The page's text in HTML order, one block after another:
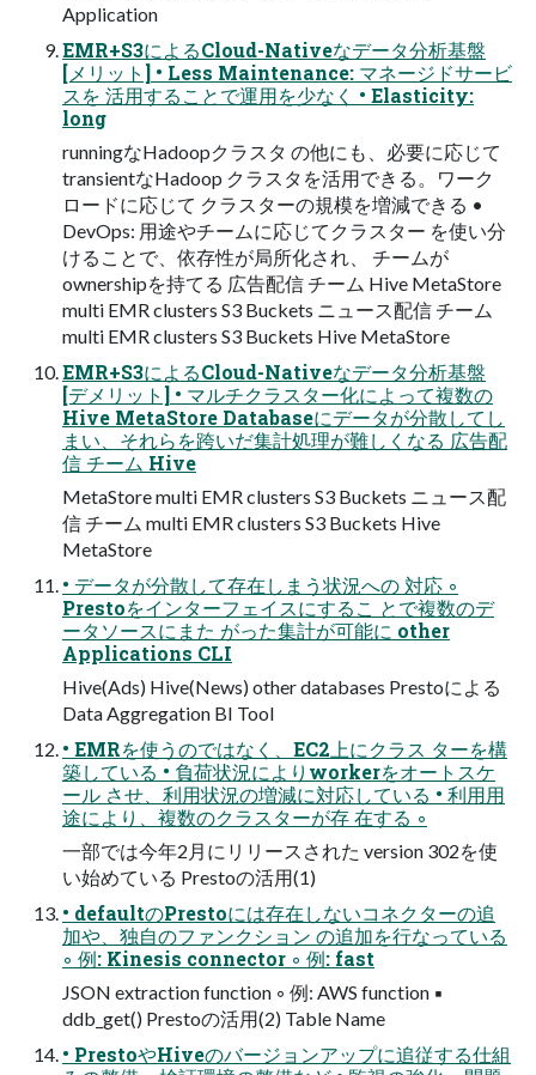
Application
EMR+S3によるCloud-Nativeなデータ分析基盤
[メリット] • Less Maintenance: マネージドサービ
スを 活用することで運用を少なく • Elasticity:
long
runningなHadoopクラスタ の他にも、必要に応じて
transientなHadoop クラスタを活用できる。ワーク
ロードに応じて クラスターの規模を増減できる •
DevOps: 用途やチームに応じてクラスター を使い分
けることで、依存性が局所化され、 チームが
ownershipを持てる 広告配信 チーム Hive MetaStore
multi EMR clusters S3 Buckets ニュース配信 チーム
multi EMR clusters S3 Buckets Hive MetaStore
EMR+S3によるCloud-Nativeなデータ分析基盤
[デメリット] • マルチクラスター化によって複数の
Hive MetaStore Databaseにデータが分散してし
まい、それらを跨いだ集計処理が難しくなる 広告配
信 チーム Hive
MetaStore multi EMR clusters S3 Buckets ニュース配
信 チーム multi EMR clusters S3 Buckets Hive
MetaStore
• データが分散して存在しまう状況への 対応 ◦
Prestoをインターフェイスにするこ とで複数のデ
ータソースにまた がった集計が可能に other
Applications CLI
Hive(Ads) Hive(News) other databases Prestoによる
Data Aggregation BI Tool
• EMRを使うのではなく、EC2上にクラス ターを構
築している • 負荷状況によりworkerをオートスケ
ール させ、利用状況の増減に対応している • 利用用
途により、複数のクラスターが存 在する ◦
一部では今年2月にリリースされた version 302を使
い始めている Prestoの活用(1)
• defaultのPrestoには存在しないコネクターの追
加や、独自のファンクション の追加を行なっている
◦ 例: Kinesis connector ◦ 例: fast
JSON extraction function ◦ 例: AWS function ▪
ddb_get() Prestoの活用(2) Table Name
• PrestoやHiveのバージョンアップに追従する仕組